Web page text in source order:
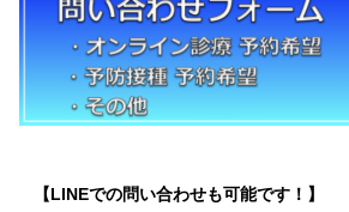
【LINEでの問い合わせも可能です！】